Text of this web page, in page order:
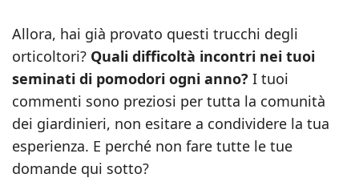
Allora, hai già provato questi trucchi degli
orticoltori? Quali difficoltà incontri nei tuoi
seminati di pomodori ogni anno? I tuoi
commenti sono preziosi per tutta la comunità
dei giardinieri, non esitare a condividere la tua
esperienza. E perché non fare tutte le tue
domande qui sotto?